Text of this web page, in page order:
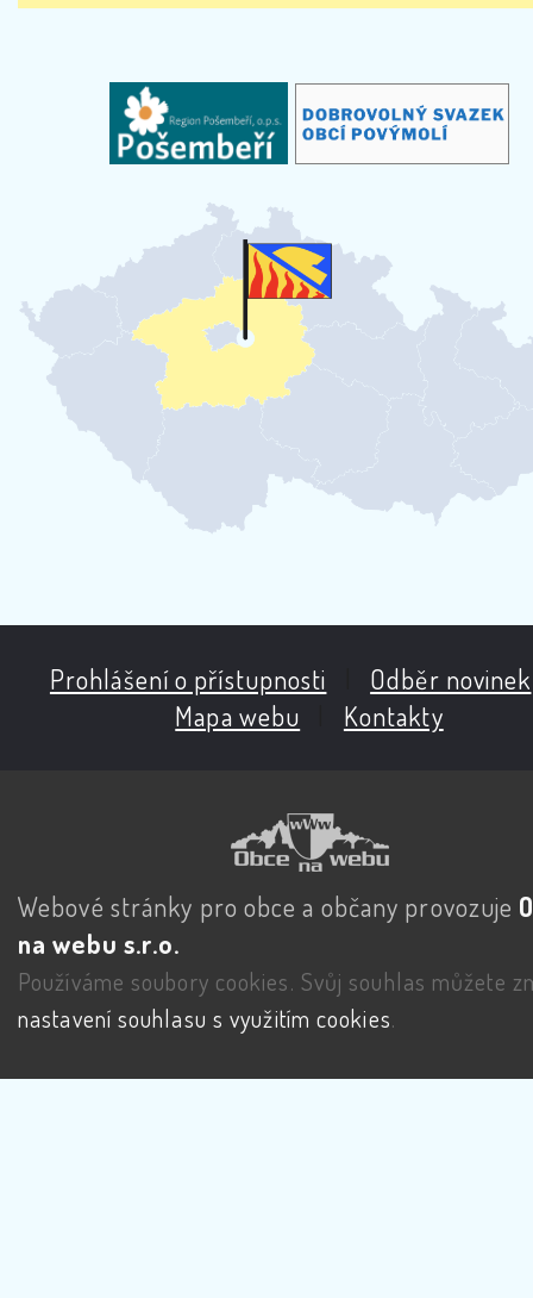
Prohlášení o přístupnosti Odběr novinek
Mapa webu
Kontakty
Webové stránky pro obce a občany provozuje
na webu s.r.o.
Používáme soubory cookies. Svůj souhlas můžete
nastavení souhlasu s využitím cookies.